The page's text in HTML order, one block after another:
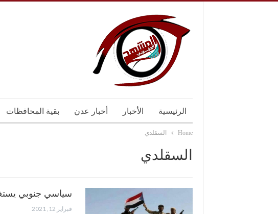
الرئيسية الأخبار أخبار عدن بقية المحافظات
Home السقلدي
السقلدي
سياسي جنوبي
فبراير 12, 2021